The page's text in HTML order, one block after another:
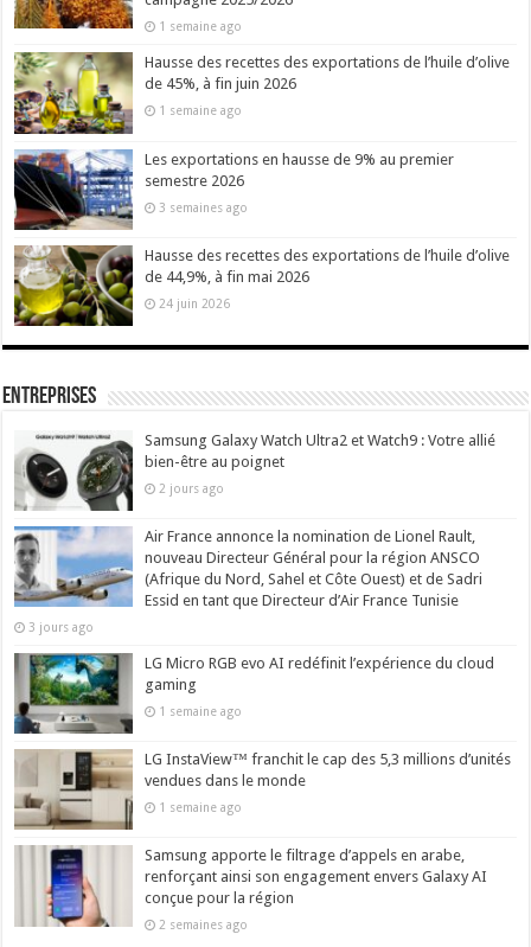
1 semaine ago
Hausse des recettes des exportations de l’huile d’olive
de 45%, à fin juin 2026
1 semaine ago
Les exportations en hausse de 9% au premier
semestre 2026
3 semaines ago
Hausse des recettes des exportations de l’huile d’olive
de 44,9%, à fin mai 2026
24 juin 2026
Entreprises
Samsung Galaxy Watch Ultra2 et Watch9 : Votre allié
bien-être au poignet
2 jours ago
Air France annonce la nomination de Lionel Rault,
nouveau Directeur Général pour la région ANSCO
(Afrique du Nord, Sahel et Côte Ouest) et de Sadri
Essid en tant que Directeur d’Air France Tunisie
3 jours ago
LG Micro RGB evo AI redéfinit l’expérience du cloud
gaming
1 semaine ago
LG InstaView™ franchit le cap des 5,3 millions d’unités
vendues dans le monde
1 semaine ago
Samsung apporte le filtrage d’appels en arabe,
renforçant ainsi son engagement envers Galaxy AI
conçue pour la région
2 semaines ago